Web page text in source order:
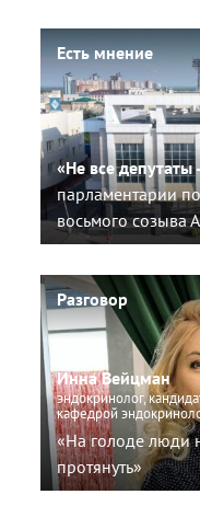
Есть мнение
«Не все депутаты
парламентарии
восьмого созыва
Разговор
Инна Вейцман
эндокринолог,
кафедрой
«На голоде люди
протянуть»